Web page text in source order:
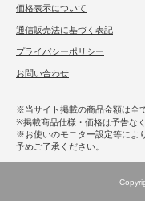
価格表示について
通信販売法に基づく表記
プライバシーポリシー
お問い合わせ
※当サイト掲載の商品金額は全
※掲載商品仕様・価格は予告な
※お使いのモニター設定等によ
予めご了承ください。